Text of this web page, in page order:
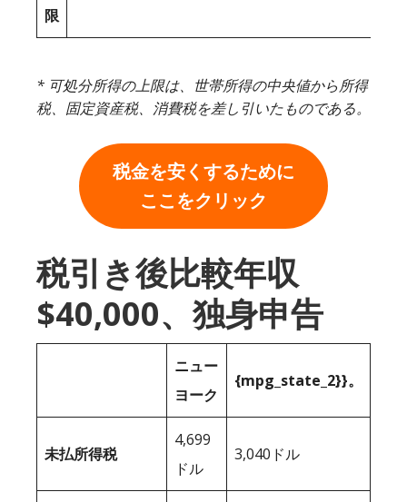
限
* 可処分所得の上限は、世帯所得の中央値から所得
税、固定資産税、消費税を差し引いたものである。
税金を安くするために
ここをクリック
税引き後比較年収
$40,000、独身申告
ニュー
ヨーク
{mpg_state_2}}。
未払所得税
4,699
ドル
3,040ドル